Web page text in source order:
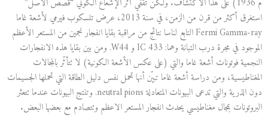
استغرق أكثر من قرن من الزمن، في سنة 2013، عرض تلسكوب فيرمي لأشعة غاما
Fermi Gamma-ray التابع لناسا نتائج من مراقبة بقايا انفجار نجمين من المستعر الأعظم
الموجود في مجرة درب التبانة وهما: IC 433 و W44. ومن بين بقايا هذه الانفجارات
النجمية فوتونات أشعة غاما والتي (على عكس الأشعة الكونية) لا تتأثّر بالمجالات
المغناطيسية، ومن دراسة أشعة غاما تبيّن أنها تحمل نفس دليل الطاقة التي تحملها الجسيمات
دون الذرية والتي تدعى البيونات المتعادلة neutral pions. وتنتج البيونات عندما تتعثر
البروتونات بمجال مغناطيسي يحدث انفجار المستعر الاعظم وتتصادم مع بعضها البعض.